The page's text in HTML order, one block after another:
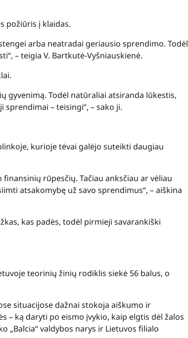
požiūris į klaidas.
arba neatradai geriausio sprendimo. Todėl
– teigia V. Bartkutė-Vyšniauskienė.
gyvenimą. Todėl natūraliai atsiranda lūkestis,
– teisingi“, – sako ji.
kurioje tėvai galėjo suteikti daugiau
rūpesčių. Tačiau anksčiau ar vėliau
atsakomybę už savo sprendimus“, – aiškina
kas padės, todėl pirmieji savarankiški
teorinių žinių rodiklis siekė 56 balus, o
situacijose dažnai stokoja aiškumo ir
– ką daryti po eismo įvykio, kaip elgtis dėl žalos
„Balcia“ valdybos narys ir Lietuvos filialo